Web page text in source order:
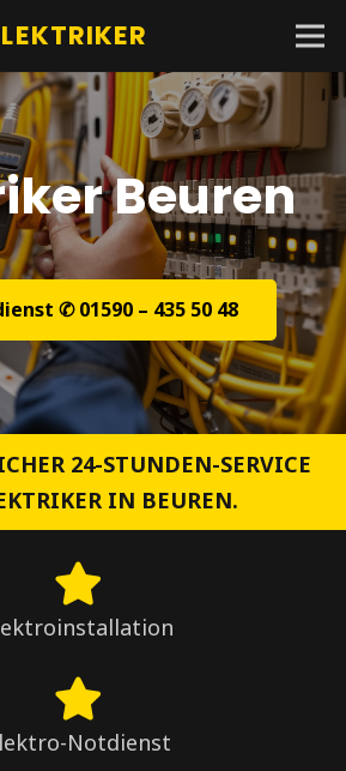
Beuren
✆ 01590 – 435 50 48
24-STUNDEN-SERVICE
IN BEUREN.
Notdienst